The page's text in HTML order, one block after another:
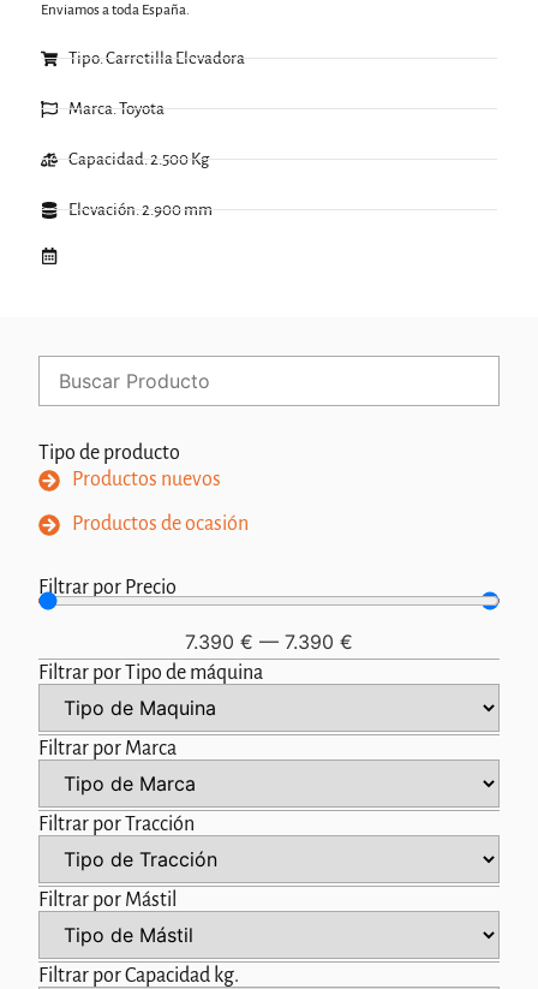
Enviamos a toda España.
Tipo: Carretilla Elevadora
Marca: Toyota
Capacidad: 2.500 Kg
Elevación: 2.900 mm
Tipo de producto
Productos nuevos
Productos de ocasión
Filtrar por Precio
7.390 € — 7.390 €
Filtrar por Tipo de máquina
Filtrar por Marca
Filtrar por Tracción
Filtrar por Mástil
Filtrar por Capacidad kg.